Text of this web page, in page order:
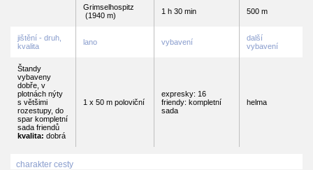
Grimselhospitz
(1940 m)
1 h 30 min 500 m
jištění - druh,
kvalita
lano vybavení
další
vybavení
Štandy
vybaveny
dobře, v
plotnách nýty
s většimi
rozestupy, do
spar kompletní
sada friendů
kvalita: dobrá
1 x 50 m poloviční
expresky: 16
friendy: kompletní
sada
helma
charakter cesty